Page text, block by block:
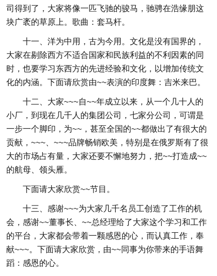
司得到了，大家将像一匹飞驰的骏马，驰骋在浩缘朋这
块广袤的草原上。歌曲：套马杆。
十一、洋为中用，古为今用。文化是没有国界的，
大家在剔除西方不适合国家和民族利益的不利因素的同
时，也要学习东西方的先进经验和文化，以增加传统文
化的内涵。下面请欣赏由~~表演的印度舞：吉米来巴。
十二、大家~~~自~~年成立以来，从一个几十人的
小厂，到现在几千人的集团公司，七家分公司，可谓是
一步一个脚印，为~~，甚至全国的~~都做出了有很大的
贡献，~~~、~~~品牌畅销欧美，特别是在俄罗斯有了很
大的市场占有量，大家还要不懈地努力，把~~打造成~~
的航母、领头雁。
下面请大家欣赏~~节目。
十三、感谢~~~为大家几千名员工创造了工作的机
会，感谢~~董事长、~~总经理给了大家这个学习和工作
的平台，大家都会带着一颗感恩的心，而认真工作，奉
献~~~。下面请大家欣赏，由~~同事为你带来的手语舞
蹈：感恩的心。